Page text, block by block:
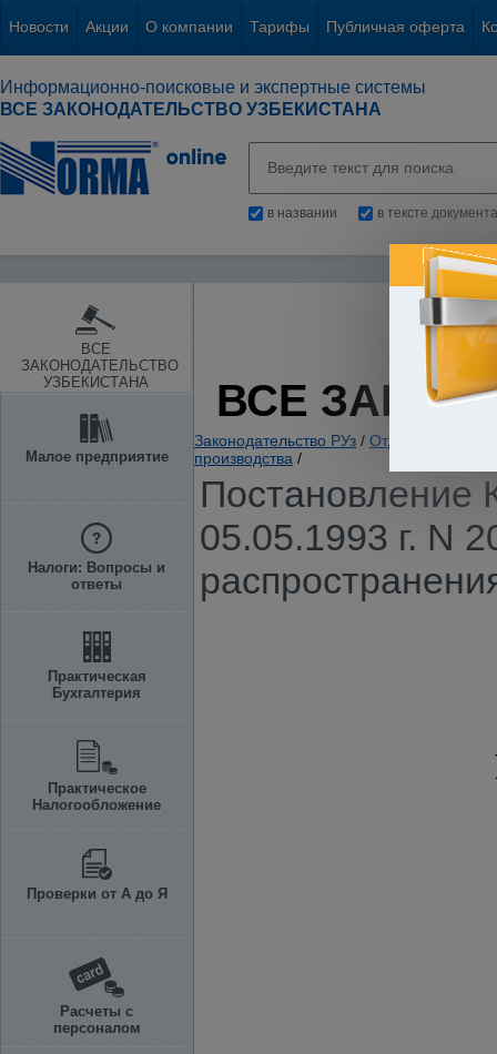
Новости Акции О компании Тарифы Публичная оферта
Информационно-поисковые и экспертные системы
ВСЕ ЗАКОНОДАТЕЛЬСТВО УЗБЕКИСТАНА
в названии в тексте документа
ВСЕ
ЗАКОНОДАТЕЛЬСТВО
УЗБЕКИСТАНА
Малое предприятие
Налоги: Вопросы и
ответы
Практическая
Бухгалтерия
Практическое
Налогообложение
Проверки от А до Я
Расчеты с
персоналом
ВСЕ
Законодательство РУз / Отдельные
производства /
Постановление
05.05.1993 г. N